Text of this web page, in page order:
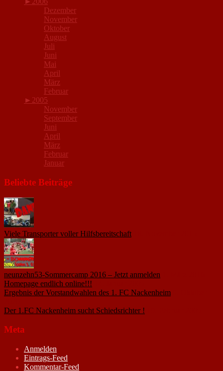
Dezember
November
Oktober
August
Juli
Juni
Mai
April
März
Februar
► 2005
November
September
Juni
April
März
Februar
Januar
Beliebte Beiträge
Viele Transporter voller Hilfsbereitschaft
neunzehn53-Sommercamp 2016 – Jetzt anmelden
Homepage endlich online!!!
Ergebnis der Vorstandwahlen des 1. FC Nackenheim
Der 1.FC Nackenheim sucht Schiedsrichter !
Meta
Anmelden
Eintrags-Feed
Kommentar-Feed